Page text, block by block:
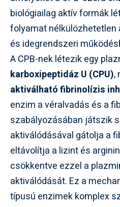
biológiailag aktív formák
folyamat nélkülözhetetlen
és idegrendszeri
A CPB-nek létezik egy
karboxipeptidáz U (CPU),
aktiválható fibrinolízis
enzim a véralvadás és a
szabályozásában játszik
aktiválódásával gátolja a
eltávolítja a lizint és
csökkentve ezzel a
aktiválódását. Ez a
típusú enzimek komplex